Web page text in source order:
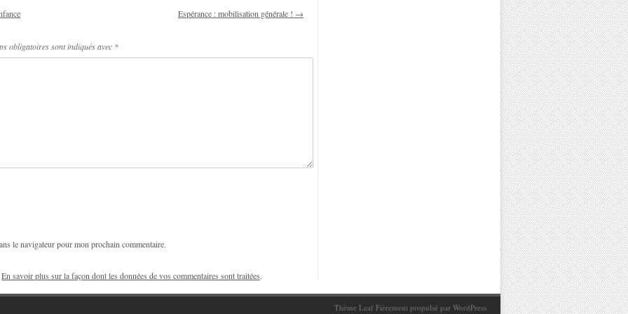
Espérance : mobilisation générale ! →
obligatoires sont indiqués avec *
le navigateur pour mon prochain commentaire.
En savoir plus sur la façon dont les données de vos commentaires sont traitées.
Thème Leaf Fièrement propulsé par WordPress